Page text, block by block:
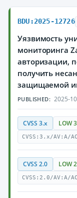
BDU:2025-12726
Уязвимость
мониторинга
авторизации,
получить
защищаемой
PUBLISHED: 2025-
CVSS 3.x LOW
CVSS:3.x/AV:A/
CVSS 2.0 LOW
CVSS:2.0/AV:A/